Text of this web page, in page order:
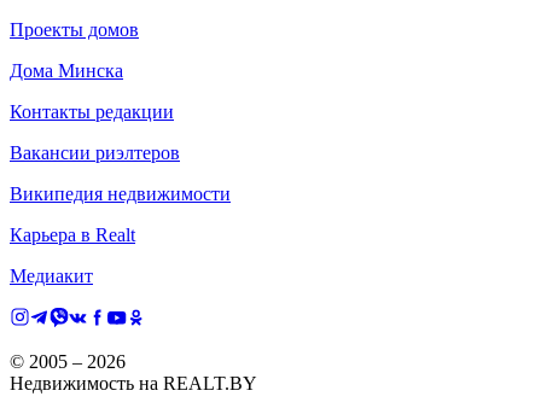
Проекты домов
Дома Минска
Контакты редакции
Вакансии риэлтеров
Википедия недвижимости
Карьера в Realt
Медиакит
© 2005 – 2026
Недвижимость на REALT.BY